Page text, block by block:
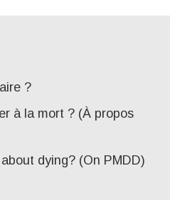
?
à la mort ? (À propos
dying? (On PMDD)